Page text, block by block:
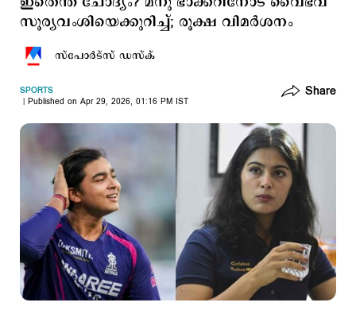
സൂര്യവംശിയെക്കുറിച്ച്; രൂക്ഷ വിമര്‍ശനം
സ്പോര്‍ട്സ് ഡസ്ക്
SPORTS
Published on Apr 29, 2026, 01:16 PM IST
Share